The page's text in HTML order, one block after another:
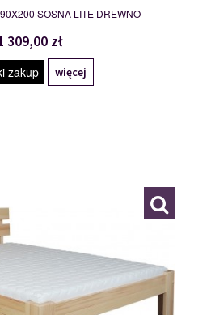
SOSNA LITE DREWNO
309,00 zł
zakup więcej